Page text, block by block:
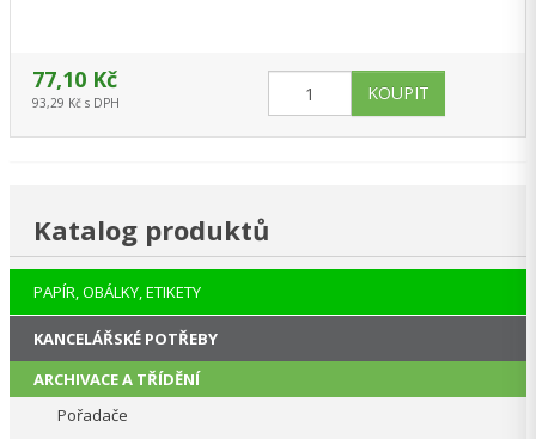
77,10 Kč
93,29 Kč s DPH
Katalog produktů
PAPÍR, OBÁLKY, ETIKETY
KANCELÁŘSKÉ POTŘEBY
ARCHIVACE A TŘÍDĚNÍ
Pořadače